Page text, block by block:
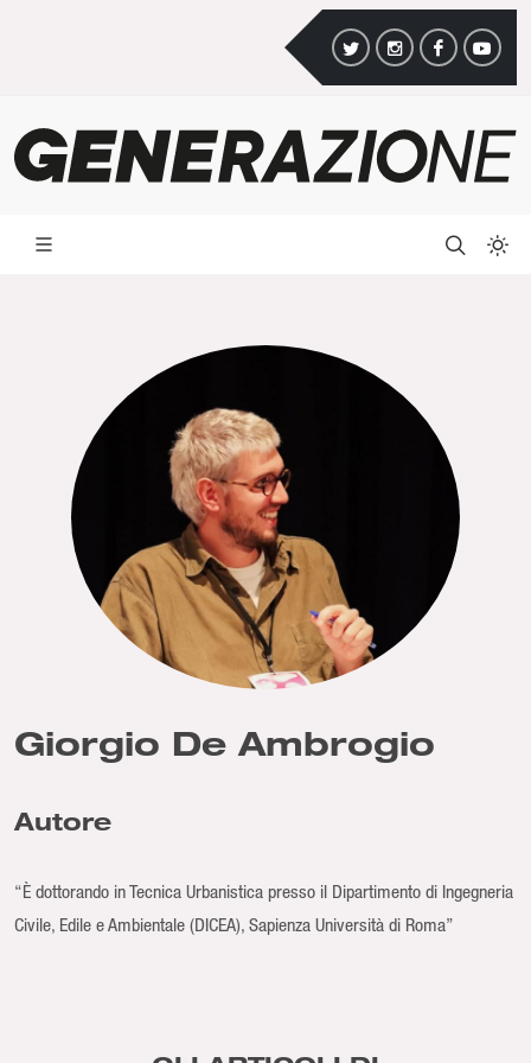
Giorgio De Ambrogio
Autore
“È dottorando in Tecnica Urbanistica presso il Dipartimento di Ingegneria
Civile, Edile e Ambientale (DICEA), Sapienza Università di Roma”